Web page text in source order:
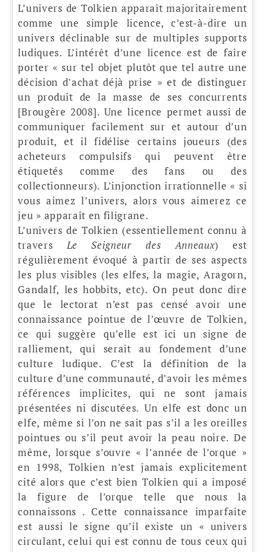
L’univers de Tolkien apparaît majoritairement
comme une simple licence, c’est-à-dire un
univers déclinable sur de multiples supports
ludiques. L’intérêt d’une licence est de faire
porter « sur tel objet plutôt que tel autre une
décision d’achat déjà prise » et de distinguer
un produit de la masse de ses concurrents
[Brougère 2008]. Une licence permet aussi de
communiquer facilement sur et autour d’un
produit, et il fidélise certains joueurs (des
acheteurs compulsifs qui peuvent être
étiquetés comme des fans ou des
collectionneurs). L’injonction irrationnelle « si
vous aimez l’univers, alors vous aimerez ce
jeu » apparaît en filigrane.
L’univers de Tolkien (essentiellement connu à
traversLe Seigneur des Anneaux) est
régulièrement évoqué à partir de ses aspects
les plus visibles (les elfes, la magie, Aragorn,
Gandalf, les hobbits, etc). On peut donc dire
que le lectorat n’est pas censé avoir une
connaissance pointue de l’œuvre de Tolkien,
ce qui suggère qu’elle est ici un signe de
ralliement, qui serait au fondement d’une
culture ludique. C’est la définition de la
culture d’une communauté, d’avoir les mêmes
références implicites, qui ne sont jamais
présentées ni discutées. Un elfe est donc un
elfe, même si l’on ne sait pas s’il a les oreilles
pointues ou s’il peut avoir la peau noire. De
même, lorsque s’ouvre « l’année de l’orque »
en 1998, Tolkien n’est jamais explicitement
cité alors que c’est bien Tolkien qui a imposé
la figure de l’orque telle que nous la
connaissons . Cette connaissance imparfaite
est aussi le signe qu’il existe un « univers
circulant, celui qui est connu de tous ceux qui